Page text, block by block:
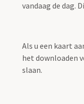
vandaag de dag.
Als u een kaart
het downloaden
slaan.